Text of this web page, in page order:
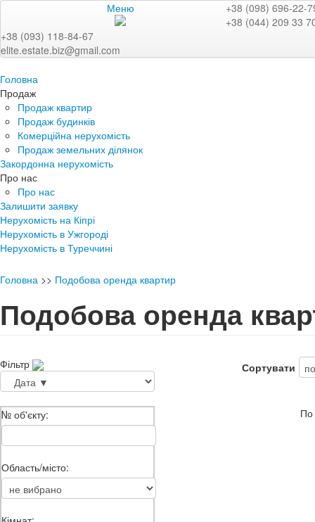
Меню
+38 (098) 696-22-
+38 (044) 209 33
+38 (093) 118-84-67
elite.estate.biz@gmail.com
Головна
Продаж
Продаж квартир
Продаж будинків
Комерційна нерухомість
Продаж земельних ділянок
Закордонна нерухомість
Про нас
Про нас
Залишити заявку
Нерухомість на Кіпрі
Нерухомість в Ужгороді
Нерухомість в Туреччині
Головна >> Подобова оренда квартир
Подобова оренда
Фільтр
№ об'єкту:
Область/місто:
Сортувати
По